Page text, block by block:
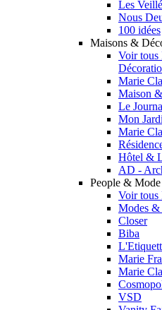
Les
Nous
100 idées
Maisons &
Voir tous
Marie
Maison
Le
Mon
Marie
Hôtel &
AD -
People & Mode
Voir tous
Modes &
Closer
Biba
Marie
Marie
VSD